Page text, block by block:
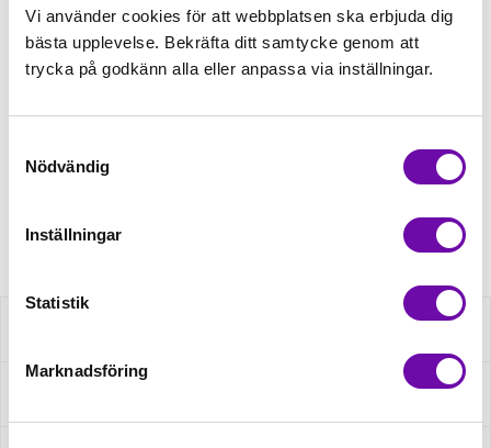
Vi använder cookies för att webbplatsen ska erbjuda dig
bästa upplevelse. Bekräfta ditt samtycke genom att
trycka på godkänn alla eller anpassa via inställningar.
Nödvändig
Inställningar
Statistik
Marknadsföring
Mudd matchande +39,50kr
Minsta beställning: 0.5 m